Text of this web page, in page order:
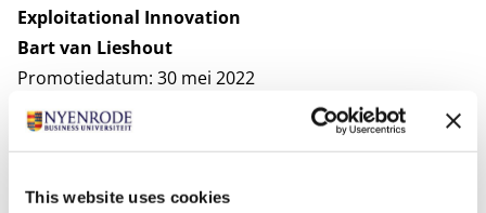
This website uses cookies
Exploitational Innovation
Bart van Lieshout
Promotiedatum: 30 mei 2022
Nyenrode-promotors: prof. dr. Rob Blomme en prof.
dr. Pascale Peters en dr. Jeroen van der Velden
Download:samenvatting in het Nederlands